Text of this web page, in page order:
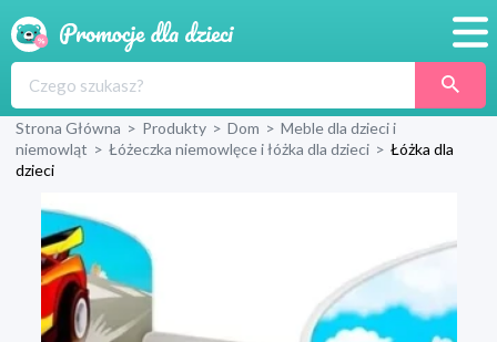
Produkty
Strona Główna > Produkty > Dom > Meble dla dzieci i
niemowląt > Łóżeczka niemowlęce i łóżka dla dzieci > Łóżka dla
dzieci